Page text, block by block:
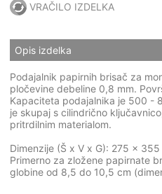
VRAČILO IZDELKA
Opis izdelka
Podajalnik papirnih brisač za
pločevine debeline 0,8 mm.
Kapaciteta podajalnika je 500 -
je skupaj s cilindrično
pritrdilnim materialom.
Dimenzije (Š x V x G): 275 x 355
Primerno za zložene papirnate
globine od 8,5 do 10,5 cm